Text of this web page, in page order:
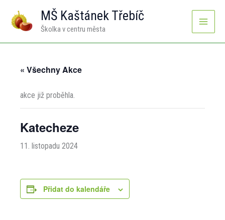
obsah
MŠ Kaštánek Třebíč
Školka v centru města
« Všechny Akce
akce již proběhla.
Katecheze
11. listopadu 2024
Přidat do kalendáře